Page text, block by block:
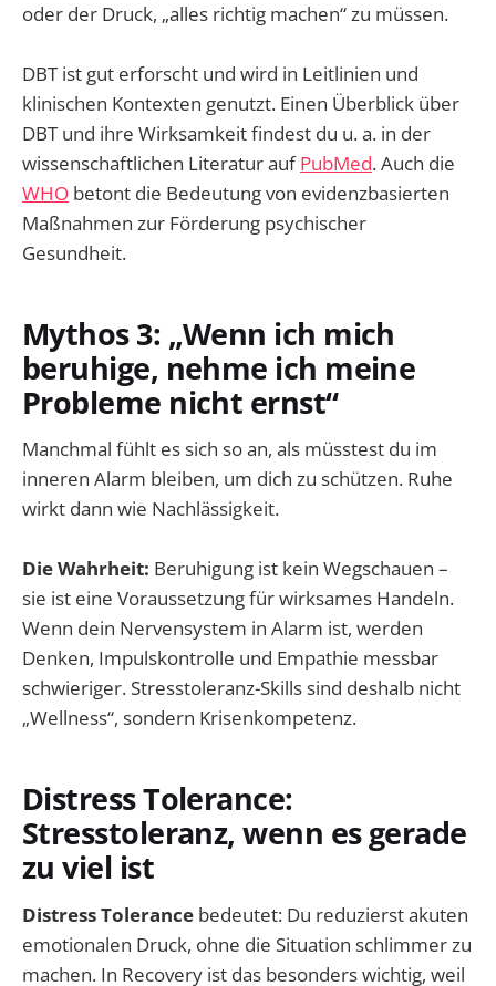
oder der Druck, „alles richtig machen“ zu müssen.
DBT ist gut erforscht und wird in Leitlinien und
klinischen Kontexten genutzt. Einen Überblick über
DBT und ihre Wirksamkeit findest du u. a. in der
wissenschaftlichen Literatur aufPubMed. Auch die
WHO betont die Bedeutung von evidenzbasierten
Maßnahmen zur Förderung psychischer
Gesundheit.
Mythos 3: „Wenn ich mich
beruhige, nehme ich meine
Probleme nicht ernst“
Manchmal fühlt es sich so an, als müsstest du im
inneren Alarm bleiben, um dich zu schützen. Ruhe
wirkt dann wie Nachlässigkeit.
Die Wahrheit: Beruhigung ist kein Wegschauen –
sie ist eine Voraussetzung für wirksames Handeln.
Wenn dein Nervensystem in Alarm ist, werden
Denken, Impulskontrolle und Empathie messbar
schwieriger. Stresstoleranz-Skills sind deshalb nicht
„Wellness“, sondern Krisenkompetenz.
Distress Tolerance:
Stresstoleranz, wenn es gerade
zu viel ist
Distress Tolerance bedeutet: Du reduzierst akuten
emotionalen Druck, ohne die Situation schlimmer zu
machen. In Recovery ist das besonders wichtig, weil